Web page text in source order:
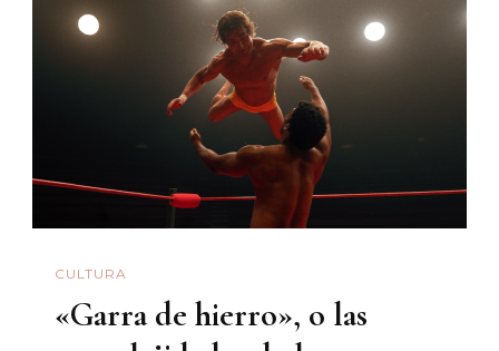
Sonora»:
Entrevista
CULTURA
«Garra de hierro», o las